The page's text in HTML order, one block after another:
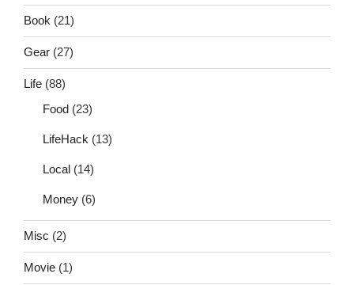
Book (21)
Gear (27)
Life (88)
Food (23)
LifeHack (13)
Local (14)
Money (6)
Misc (2)
Movie (1)